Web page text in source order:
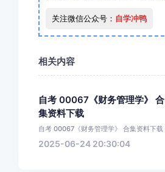
关注微信公众号： 自学冲鸭
相关内容
自考 00067《财务管理学》 合
集资料下载
自考 00067《财务管理学》 合集资料下载
2025-06-24 20:30:04